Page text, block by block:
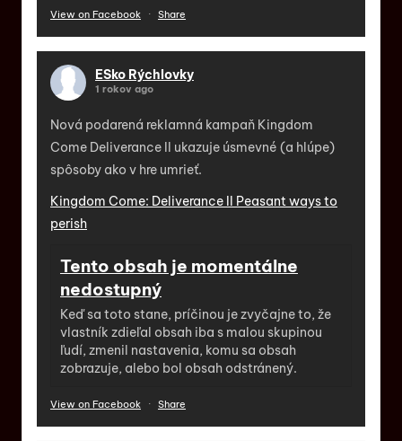
View on Facebook · Share
ESko Rýchlovky
1 rokov ago
Nová podarená reklamná kampaň Kingdom
Come Deliverance II ukazuje úsmevné (a hlúpe)
spôsoby ako v hre umrieť.
Kingdom Come: Deliverance II Peasant ways to
perish
Tento obsah je momentálne
nedostupný
Keď sa toto stane, príčinou je zvyčajne to, že
vlastník zdieľal obsah iba s malou skupinou
ľudí, zmenil nastavenia, komu sa obsah
zobrazuje, alebo bol obsah odstránený.
View on Facebook · Share